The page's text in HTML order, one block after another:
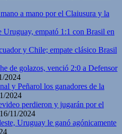
a mano por el Claiusura y la
Uruguay, empató 1:1 con Brasil en
y Chile; empate clásico Brasil
de golazos, venció 2:0 a Defensor
2024
y Peñarol los ganadores de la
2024
perdieron y jugarán por el
16/11/2024
Uruguay le ganó agónicamente